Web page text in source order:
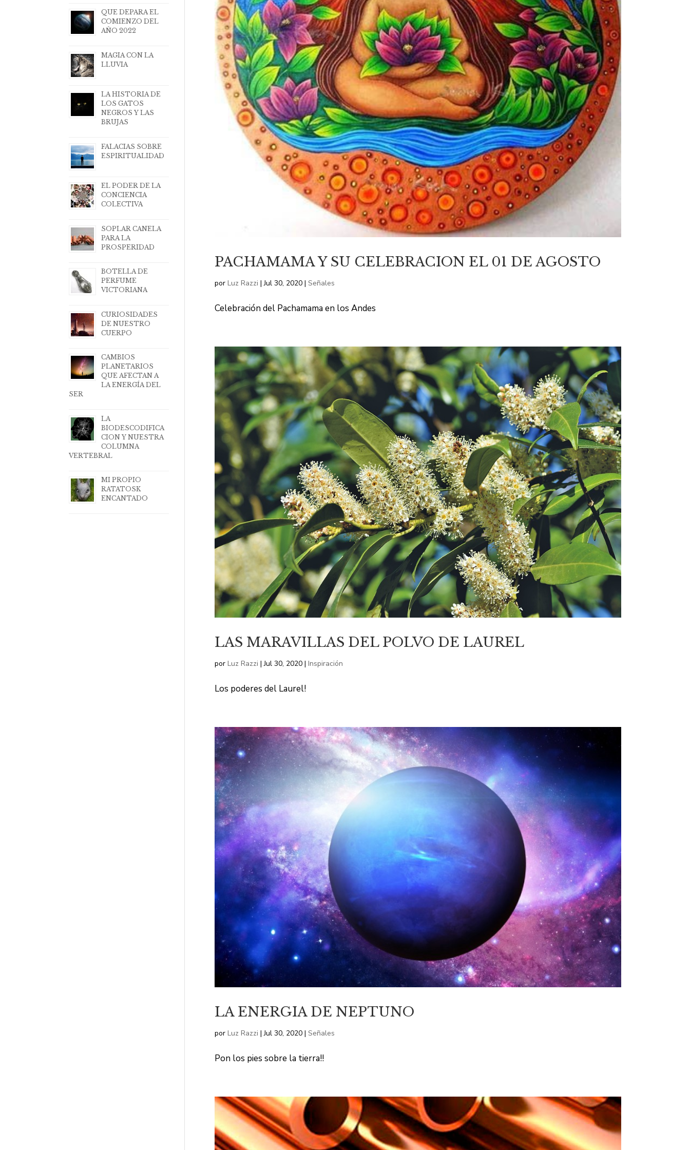
PACHAMAMA Y SU CELEBRACION EL 01 DE AGOSTO
por Luz Razzi |Jul 30, 2020| Señales
Celebración del Pachamama en los Andes
LAS MARAVILLAS DEL POLVO DE LAUREL
por Luz Razzi |Jul 30, 2020| Inspiración
Los poderes del Laurel!
LA ENERGIA DE NEPTUNO
por Luz Razzi |Jul 30, 2020| Señales
Pon los pies sobre la tierra!!
QUE DEPARA EL
COMIENZO DEL
AÑO 2022
MAGIA CON LA
LLUVIA
LA HISTORIA DE
LOS GATOS
NEGROS Y LAS
BRUJAS
FALACIAS SOBRE
ESPIRITUALIDAD
EL PODER DE LA
CONCIENCIA
COLECTIVA
SOPLAR CANELA
PARA LA
PROSPERIDAD
BOTELLA DE
PERFUME
VICTORIANA
CURIOSIDADES
DE NUESTRO
CUERPO
CAMBIOS
PLANETARIOS
QUE AFECTAN A
LA ENERGÍA DEL
SER
LA
BIODESCODIFICA
CION Y NUESTRA
COLUMNA
VERTEBRAL
MI PROPIO
RATATOSK
ENCANTADO